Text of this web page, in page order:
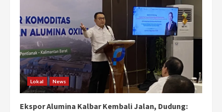
Lokal News
Ekspor Alumina Kalbar Kembali Jalan, Dudung: